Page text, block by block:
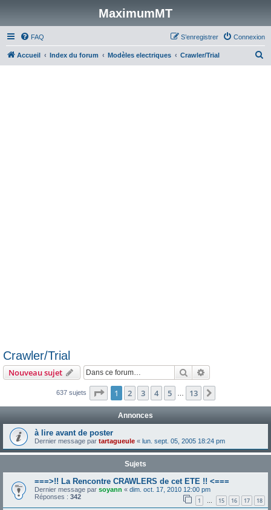
MaximumMT
FAQ Connexion
S’enregistrer
Accueil Index du forum Modèles electriques Crawler/Trial
Crawler/Trial
Nouveau sujet Rechercher
637 sujets Page 1sur13
1 2 3 4 5 13
Annonces
à lire avant de poster
Dernier message par tartagueule « lun. sept. 05, 2005 18:24 pm
Sujets
===>!! La Rencontre CRAWLERS de cet ETE !! <===
Dernier message par soyann « dim. oct. 17, 2010 12:00 pm
Réponses : 342 1 … 15 16 17 18